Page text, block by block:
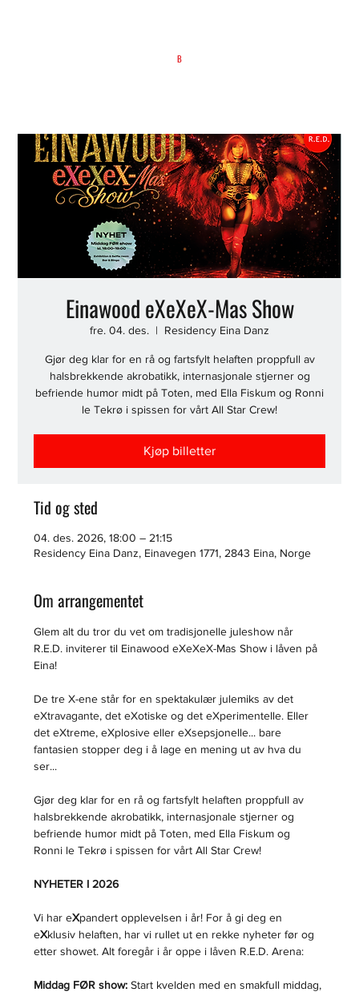
B
Einawood eXeXeX-Mas Show
fre. 04. des.
  |
Residency Eina Danz
Gjør deg klar for en rå og fartsfylt helaften proppfull av
halsbrekkende akrobatikk, internasjonale stjerner og
befriende humor midt på Toten, med Ella Fiskum og Ronni
le Tekrø i spissen for vårt All Star Crew!
Kjøp billetter
Tid og sted
04. des. 2026, 18:00 – 21:15
Residency Eina Danz, Einavegen 1771, 2843 Eina, Norge
Om arrangementet
Glem alt du tror du vet om tradisjonelle juleshow når
R.E.D. inviterer til Einawood eXeXeX-Mas Show i låven på
Eina!
De tre X-ene står for en spektakulær julemiks av det
eXtravagante, det eXotiske og det eXperimentelle. Eller
det eXtreme, eXplosive eller eXsepsjonelle... bare
fantasien stopper deg i å lage en mening ut av hva du
ser...
Gjør deg klar for en rå og fartsfylt helaften proppfull av
halsbrekkende akrobatikk, internasjonale stjerner og
befriende humor midt på Toten, med Ella Fiskum og
Ronni le Tekrø i spissen for vårt All Star Crew!
NYHETER I 2026
Vi har eXpandert opplevelsen i år! For å gi deg en
eXklusiv helaften, har vi rullet ut en rekke nyheter før og
etter showet. Alt foregår i år oppe i låven R.E.D. Arena:
Middag FØR show: Start kvelden med en smakfull middag,